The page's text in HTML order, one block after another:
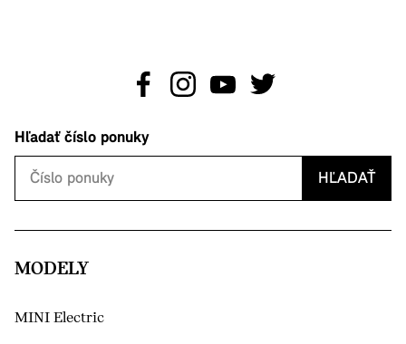
Hľadať číslo ponuky
HĽADAŤ
MODELY
MINI Electric